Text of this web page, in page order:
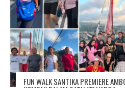
O
FUN WALK SANTIKA PREMIERE